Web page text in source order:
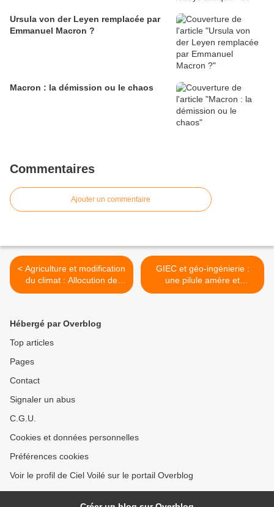
Ursula von der Leyen remplacée par
Emmanuel Macron ?
Macron : la démission ou le chaos
Commentaires
Ajouter un commentaire
< Agriculture et modification
du climat : Allocution de
Rosalind Peterson à l'ONU
GIEC et géo-ingénierie :
une pilule amère et
empoisonnée >
Hébergé par Overblog
Top articles
Pages
Contact
Signaler un abus
C.G.U.
Cookies et données personnelles
Préférences cookies
Voir le profil de Ciel Voilé sur le portail Overblog